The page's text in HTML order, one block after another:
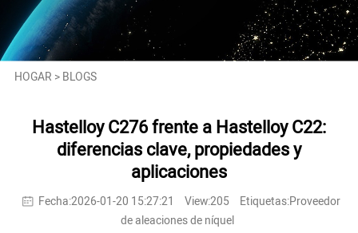
HOGAR >BLOGS
Hastelloy C276 frente a Hastelloy C22:
diferencias clave, propiedades y
aplicaciones
Fecha:2026-01-20 15:27:21 View:205
Etiquetas:Proveedor
de aleaciones de níquel